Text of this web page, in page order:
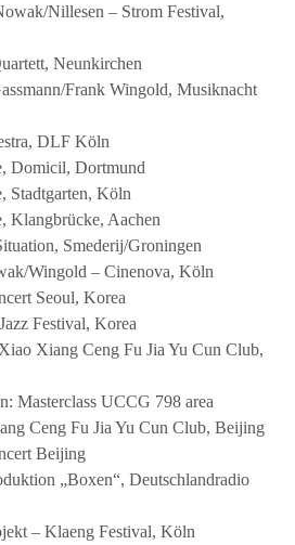
Nillesen – Strom Festival,
Neunkirchen
Frank Wingold, Musiknacht
DLF Köln
Domicil, Dortmund
Stadtgarten, Köln
Klangbrücke, Aachen
Smederij/Groningen
Wingold – Cinenova, Köln
Seoul, Korea
Festival, Korea
Xiang Ceng Fu Jia Yu Cun Club,
Masterclass UCCG 798 area
Ceng Fu Jia Yu Cun Club, Beijing
Beijing
„Boxen“, Deutschlandradio
– Klaeng Festival, Köln